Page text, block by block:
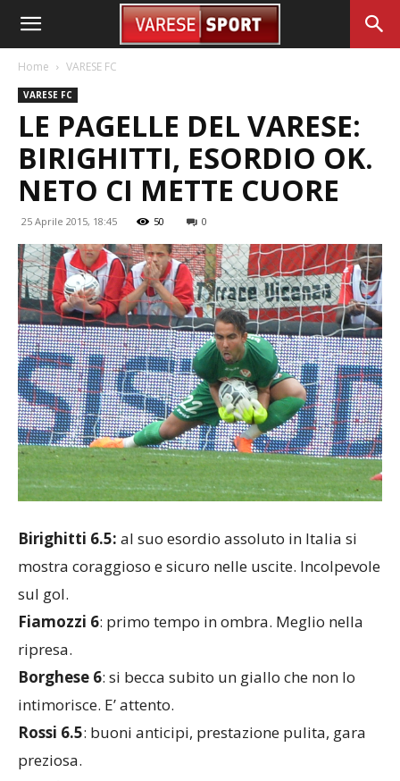
Home VARESE FC
VARESE FC
LE PAGELLE DEL VARESE:
BIRIGHITTI, ESORDIO OK.
NETO CI METTE CUORE
25 Aprile 2015, 18:45 50 0
Birighitti 6.5: al suo esordio assoluto in Italia si
mostra coraggioso e sicuro nelle uscite. Incolpevole
sul gol.
Fiamozzi 6: primo tempo in ombra. Meglio nella
ripresa.
Borghese 6: si becca subito un giallo che non lo
intimorisce. E’ attento.
Rossi 6.5: buoni anticipi, prestazione pulita, gara
preziosa.